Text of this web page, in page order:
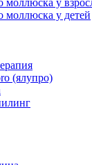
моллюска у
моллюска у детей
(ялупро)